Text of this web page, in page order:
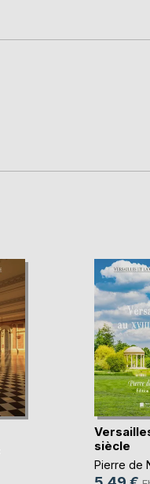
siècle
Pierre de